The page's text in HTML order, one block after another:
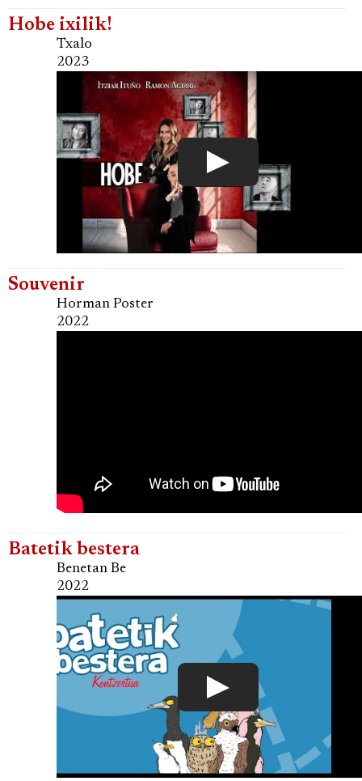
Hobe ixilik!
Txalo
2023
Souvenir
Horman Poster
2022
Batetik bestera
Benetan Be
2022